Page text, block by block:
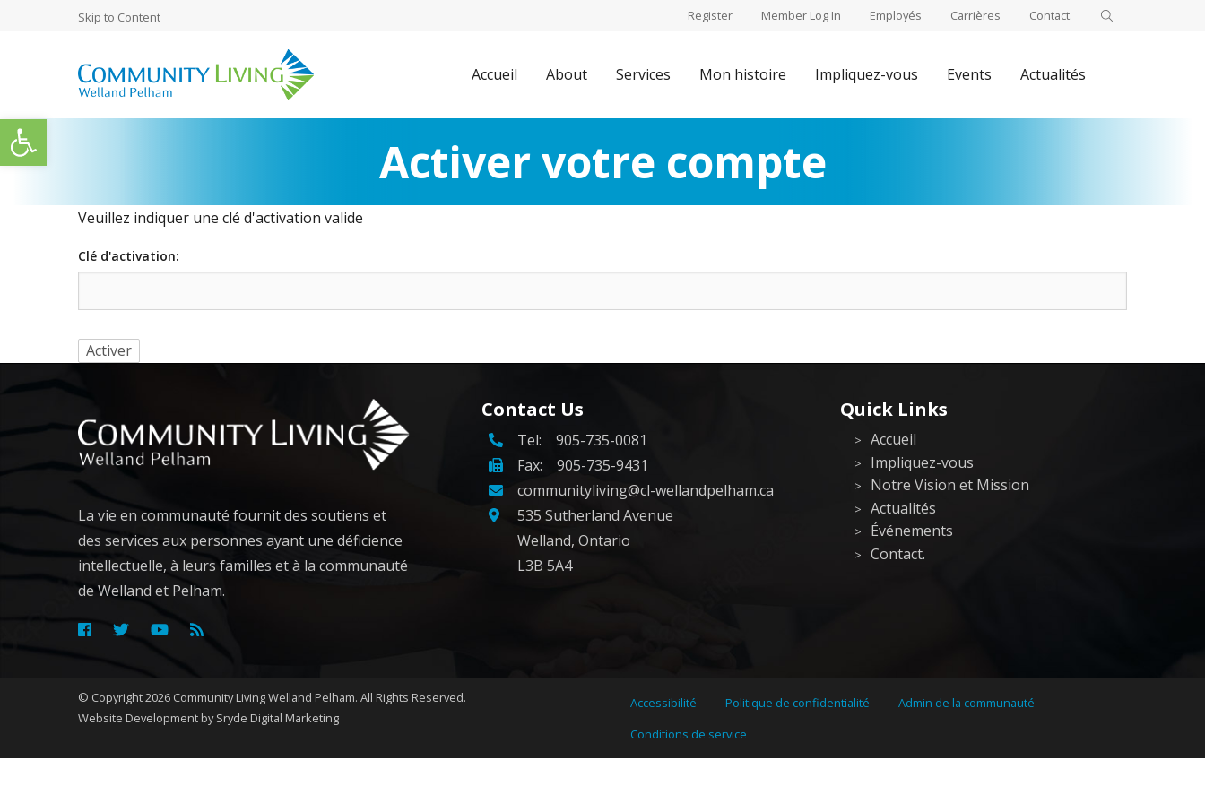
Ouvrir la barre d’outils
Skip to Content Register Member Log In Employés Carrières Contact.
Accueil About Services Mon histoire Impliquez-vous Events Actualités
Activer votre compte
Veuillez indiquer une clé d'activation valide
Clé d'activation:
La vie en communauté fournit des soutiens et
des services aux personnes ayant une déficience
intellectuelle, à leurs familles et à la communauté
de Welland et Pelham.
Contact Us
Tel: 905-735-0081
Fax: 905-735-9431
communityliving@cl-wellandpelham.ca
535 Sutherland Avenue
Welland, Ontario
L3B 5A4
Quick Links
Accueil
Impliquez-vous
Notre Vision et Mission
Actualités
Événements
Contact.
© Copyright 2026 Community Living Welland Pelham. All Rights Reserved.
Website Development by Sryde Digital Marketing
Accessibilité Politique de confidentialité
Admin de la communauté
Conditions de service